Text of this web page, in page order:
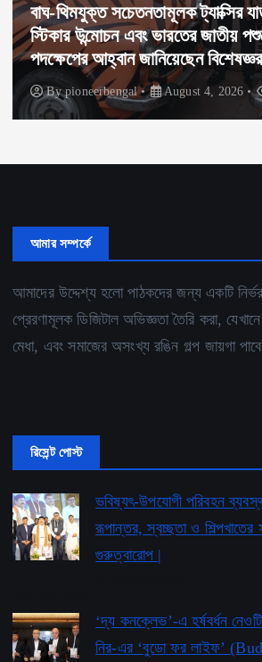
বাঘ-থিমযুক্ত সচেতনতামূলক ট্যাক্সির
স্টিকার উন্মোচন এবং ভারতের জাতীয়
পদক্ষেপের আহ্বান জানিয়েছেন
Bypioneerbengal August 4, 2026
আমার সম্পর্কে
আমাদের উদ্দেশ্য হলো পাঠকদের জন্য একটি
প্রেরণামূলক ডিজিটাল অভিজ্ঞতা তৈরি করা,
মেধা, এবং সমাজের অসংখ্য রঙিন গল্প জায়গা
রিসেন্ট পোস্ট
ভবিষ্যৎ-উপযোগী পরিবহন
রূপান্তর, স্বচ্ছতা ও শিল্পখাতের
গুরুত্বারোপ |
‘দ্য কনক্লেভ’-এ হর্ষবর্ধন
নির-এর ‘বুডো ফর লাইফ’